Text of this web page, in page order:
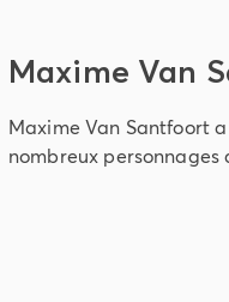
Maxime Van
Maxime Van Santfoort
nombreux